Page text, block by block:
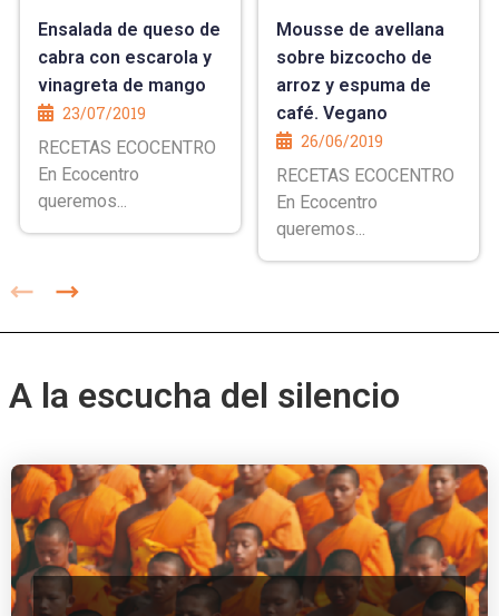
Ensalada de queso de
cabra con escarola y
vinagreta de mango
23/07/2019
RECETAS ECOCENTRO
En Ecocentro
queremos...
Mousse de avellana
sobre bizcocho de
arroz y espuma de
café. Vegano
26/06/2019
RECETAS ECOCENTRO
En Ecocentro
queremos...
A la escucha del silencio